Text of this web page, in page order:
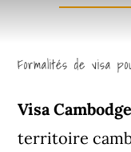
Formalités de visa
Visa Cambodge
territoire